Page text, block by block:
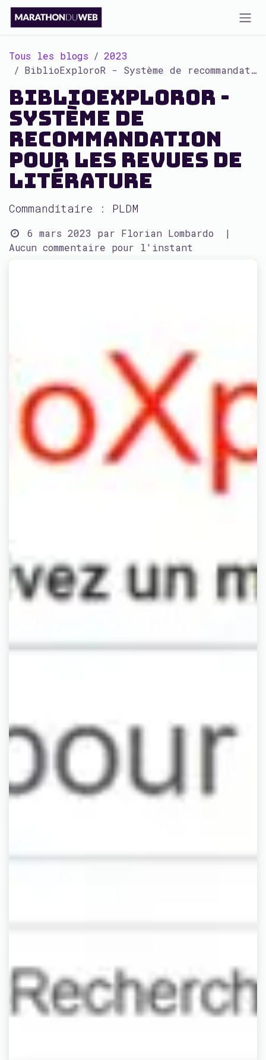
Se rendre au contenu
Tous les blogs
2023
BiblioExploroR - Système de recommandation pour les revues de litérature
BiblioExploroR -
Système de
recommandation
pour les revues de
litérature
Commanditaire : PLDM
6 mars 2023 par Florian Lombardo
|
Aucun commentaire pour l'instant